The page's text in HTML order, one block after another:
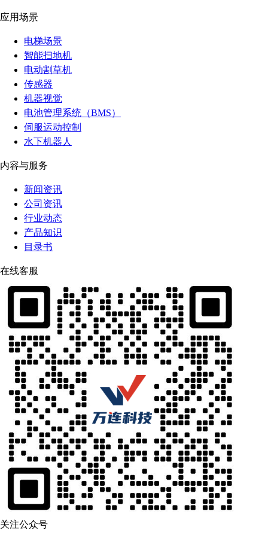
应用场景
电梯场景
智能扫地机
电动割草机
传感器
机器视觉
电池管理系统（BMS）
伺服运动控制
水下机器人
内容与服务
新闻资讯
公司资讯
行业动态
产品知识
目录书
在线客服
关注公众号